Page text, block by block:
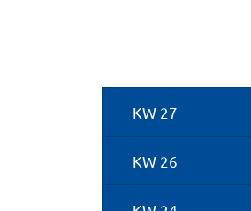
KW 27
KW 26